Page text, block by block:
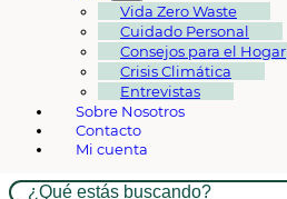
Vida Zero Waste
Cuidado Personal
Consejos para el Hogar
Crisis Climática
Entrevistas
Sobre Nosotros
Contacto
Mi cuenta
Buscar